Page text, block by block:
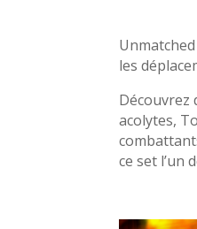
les
Découvrez
acolytes,
ce set l’un